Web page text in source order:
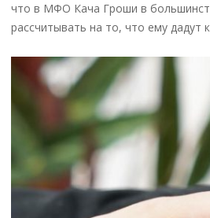
что в МФО Кача Гроши в
рассчитывать на то, что ему дадут